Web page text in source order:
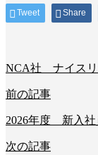
Tweet Share
NCA社 ナイスリ
前の記事
2026年度 新入社
次の記事